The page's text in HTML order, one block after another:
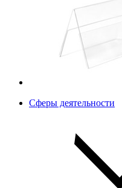
Сферы деятельности